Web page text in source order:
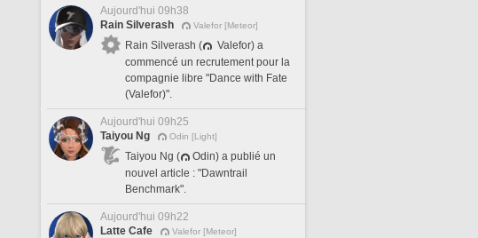
Aujourd'hui 09h38
Rain Silverash
Valefor [Meteor]
Rain Silverash (
Valefor) a
commencé un recrutement pour la
compagnie libre "Dance with Fate
(Valefor)".
Aujourd'hui 09h25
Taiyou Ng
Odin [Light]
Taiyou Ng (
Odin) a publié un
nouvel article : "Dawntrail
Benchmark".
Aujourd'hui 09h22
Latte Cafe
Valefor [Meteor]